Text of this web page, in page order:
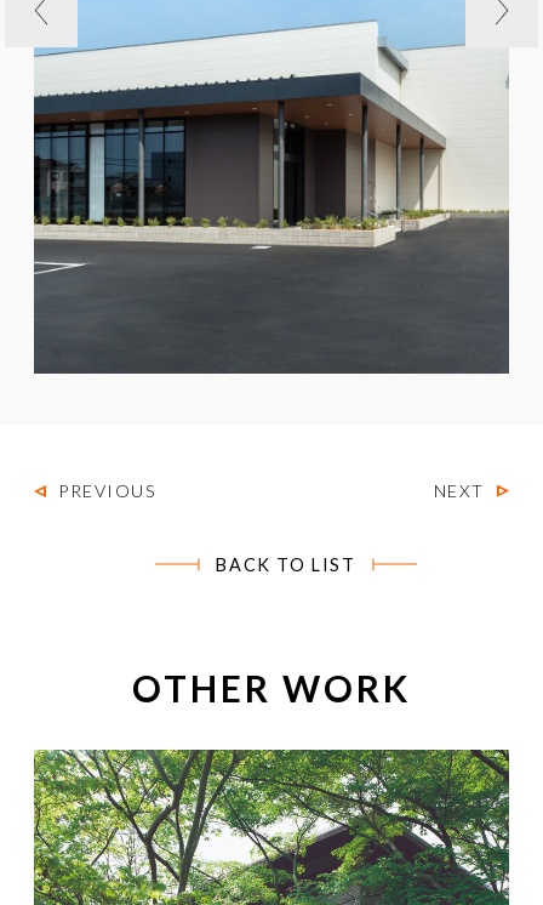
PREVIOUS
BACK TO LIST
NEXT
OTHER WORK